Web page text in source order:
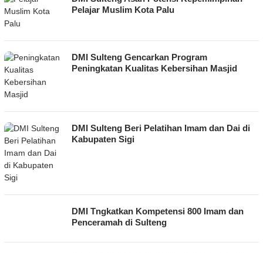
Pelajar Muslim Kota Palu
DMI Sulteng Gencarkan Program
Peningkatan Kualitas Kebersihan Masjid
DMI Sulteng Beri Pelatihan Imam dan Dai di
Kabupaten Sigi
DMI Tngkatkan Kompetensi 800 Imam dan
Penceramah di Sulteng